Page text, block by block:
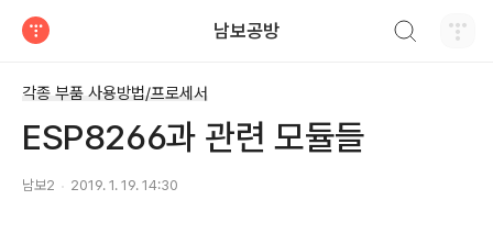
남보공방
각종 부품 사용방법/프로세서
ESP8266과 관련 모듈들
남보2 2019. 1. 19. 14:30